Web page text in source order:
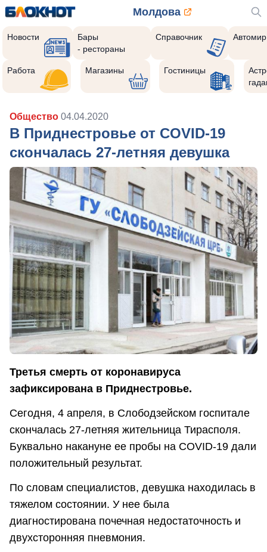
Молдова
Новости
Бары
- рестораны
Справочник Автомир
Работа Магазины Гостиницы
Общество 04.04.2020
В Приднестровье от COVID-19
скончалась 27-летняя девушка
Третья смерть от коронавируса
зафиксирована в Приднестровье.
Сегодня, 4 апреля, в Слободзейском госпитале
скончалась 27-летняя жительница Тирасполя.
Буквально накануне ее пробы на COVID-19 дали
положительный результат.
По словам специалистов, девушка находилась в
тяжелом состоянии. У нее была
диагностирована почечная недостаточность и
двухсторонняя пневмония.